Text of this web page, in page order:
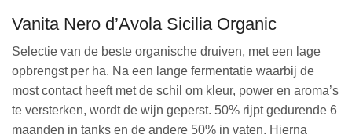
Vanita Nero d’Avola Sicilia Organic
Selectie van de beste organische druiven, met een lage
opbrengst per ha. Na een lange fermentatie waarbij de
most contact heeft met de schil om kleur, power en aroma’s
te versterken, wordt de wijn geperst. 50% rijpt gedurende 6
maanden in tanks en de andere 50% in vaten. Hierna